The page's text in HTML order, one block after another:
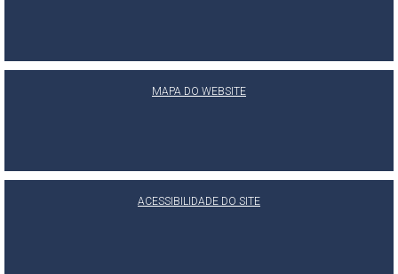
MAPA DO WEBSITE
ACESSIBILIDADE DO SITE